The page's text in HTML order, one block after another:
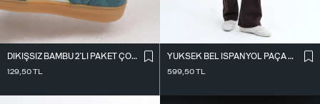
DIKIŞSIZ BAMBU 2`LI PAKET ÇORAP ÇRP3013
129,50TL
YÜKSEK BEL İ̇SPANYOL PAÇA TAYT TYT0048-E10
599,50TL